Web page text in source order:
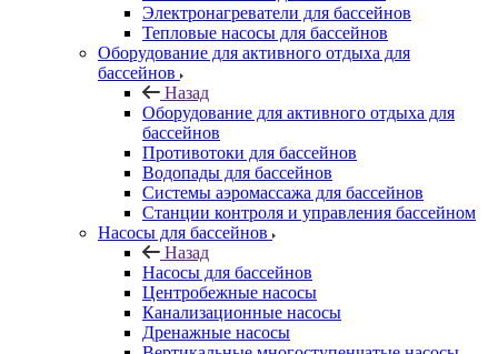
Электронагреватели для бассейнов
Тепловые насосы для бассейнов
Оборудование для активного отдыха для
бассейнов
Назад
Оборудование для активного отдыха для
бассейнов
Противотоки для бассейнов
Водопады для бассейнов
Системы аэромассажа для бассейнов
Станции контроля и управления бассейном
Насосы для бассейнов
Назад
Насосы для бассейнов
Центробежные насосы
Канализационные насосы
Дренажные насосы